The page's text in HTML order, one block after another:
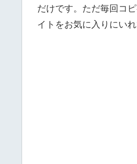
だけです。ただ毎回コ
イトをお気に入りにい